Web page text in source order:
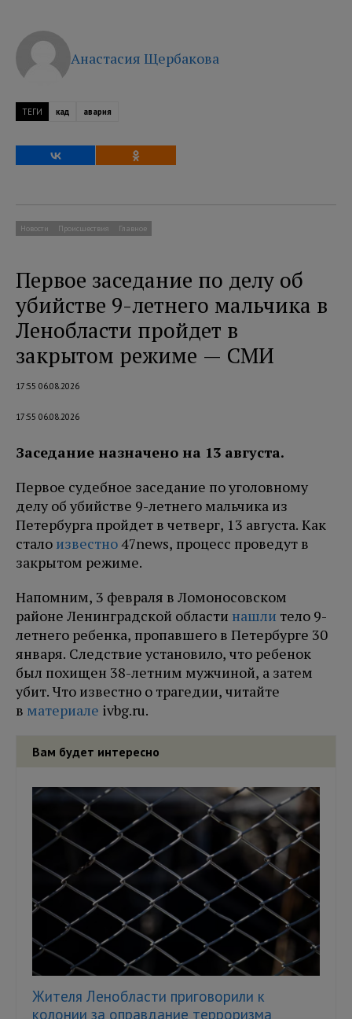
Анастасия Щербакова
ТЕГИ кад авария
Новости Происшествия Главное
Первое заседание по делу об
убийстве 9-летнего мальчика в
Ленобласти пройдет в
закрытом режиме — СМИ
17:55 06.08.2026
17:55 06.08.2026
Заседание назначено на 13 августа.
Первое судебное заседание по уголовному
делу об убийстве 9-летнего мальчика из
Петербурга пройдет в четверг, 13 августа. Как
стало известно47news, процесс проведут в
закрытом режиме.
Напомним, 3 февраля в Ломоносовском
районе Ленинградской области нашли тело 9-
летнего ребенка, пропавшего в Петербурге 30
января. Следствие установило, что ребенок
был похищен 38-летним мужчиной, а затем
убит. Что известно о трагедии, читайте
в материале ivbg.ru.
Вам будет интересно
Жителя Ленобласти приговорили к
колонии за оправдание терроризма